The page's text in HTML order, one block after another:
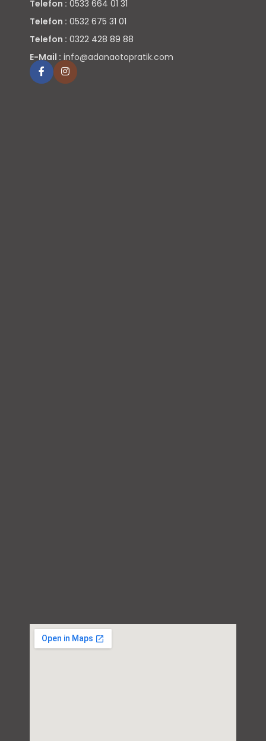
Telefon : 0533 664 01 31
Telefon : 0532 675 31 01
Telefon : 0322 428 89 88
E-Mail : info@adanaotopratik.com